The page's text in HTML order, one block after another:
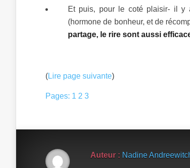
Et puis, pour le coté plaisir- il y
(hormone de bonheur, et de
partage, le rire sont aussi
(Lire page suivante)
Pages: 1 2 3
Auteur : Nadine